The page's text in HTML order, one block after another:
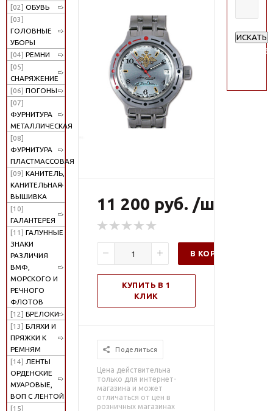
[02] ОБУВЬ
[03]
ГОЛОВНЫЕ
УБОРЫ
[04] РЕМНИ
[05]
СНАРЯЖЕНИЕ
[06] ПОГОНЫ
[07]
ФУРНИТУРА
МЕТАЛЛИЧЕСКАЯ
[08]
ФУРНИТУРА
ПЛАСТМАССОВАЯ
[09] КАНИТЕЛЬ,
КАНИТЕЛЬНАЯ
ВЫШИВКА
[10]
ГАЛАНТЕРЕЯ
[11] ГАЛУННЫЕ
ЗНАКИ
РАЗЛИЧИЯ
ВМФ,
МОРСКОГО И
РЕЧНОГО
ФЛОТОВ
[12] БРЕЛОКИ
[13] БЛЯХИ И
ПРЯЖКИ К
РЕМНЯМ
[14] ЛЕНТЫ
ОРДЕНСКИЕ
МУАРОВЫЕ,
ВОП С ЛЕНТОЙ
[15]
11 200 руб. /шт
В КОРЗИНУ
КУПИТЬ В 1
КЛИК
Поделиться
Цена действительна
только для интернет-
магазина и может
отличаться от цен в
розничных магазинах
ИСКАТЬ